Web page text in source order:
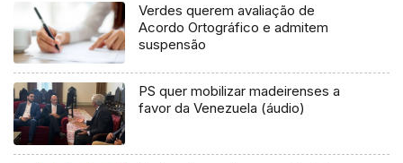
Verdes querem avaliação de
Acordo Ortográfico e admitem
suspensão
PS quer mobilizar madeirenses a
favor da Venezuela (áudio)